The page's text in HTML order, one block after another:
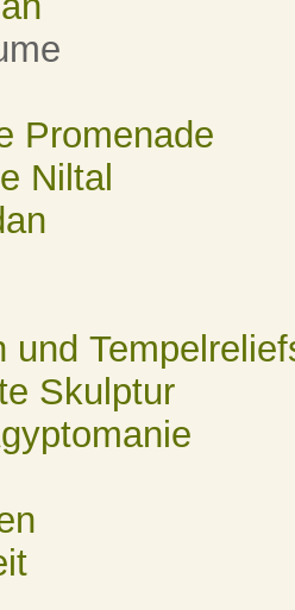
Promenade
Niltal
und
Skulptur